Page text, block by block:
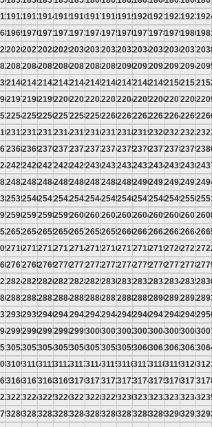
191219131914191519161917191819191920192119221923
196919701971197219731974197519761977197819791980
202620272028202920302031203220332034203520362037
208320842085208620872088208920902091209220932094
214021412142214321442145214621472148214921502151
219721982199220022012202220322042205220622072208
225422552256225722582259226022612262226322642265
231123122313231423152316231723182319232023212322
236823692370237123722373237423752376237723782379
242524262427242824292430243124322433243424352436
248224832484248524862487248824892490249124922493
253925402541254225432544254525462547254825492550
259625972598259926002601260226032604260526062607
265326542655265626572658265926602661266226632664
271027112712271327142715271627172718271927202721
276727682769277027712772277327742775277627772778
282428252826282728282829283028312832283328342835
288128822883288428852886288728882889289028912892
293829392940294129422943294429452946294729482949
299529962997299829993000300130023003300430053006
305230533054305530563057305830593060306130623063
310931103111311231133114311531163117311831193120
316631673168316931703171317231733174317531763177
322332243225322632273228322932303231323232333234
328032813282328332843285328632873288328932903291